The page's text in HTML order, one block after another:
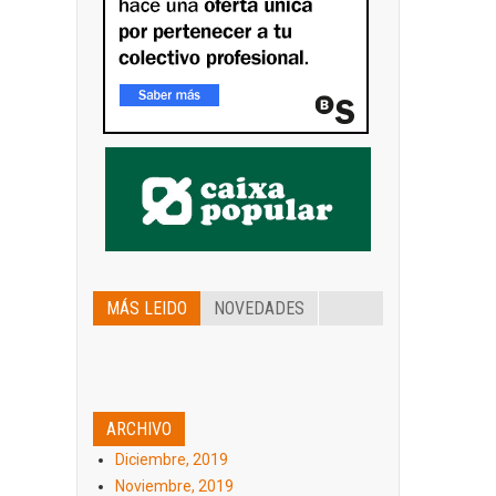
MÁS LEIDO NOVEDADES
ARCHIVO
Diciembre, 2019
Noviembre, 2019